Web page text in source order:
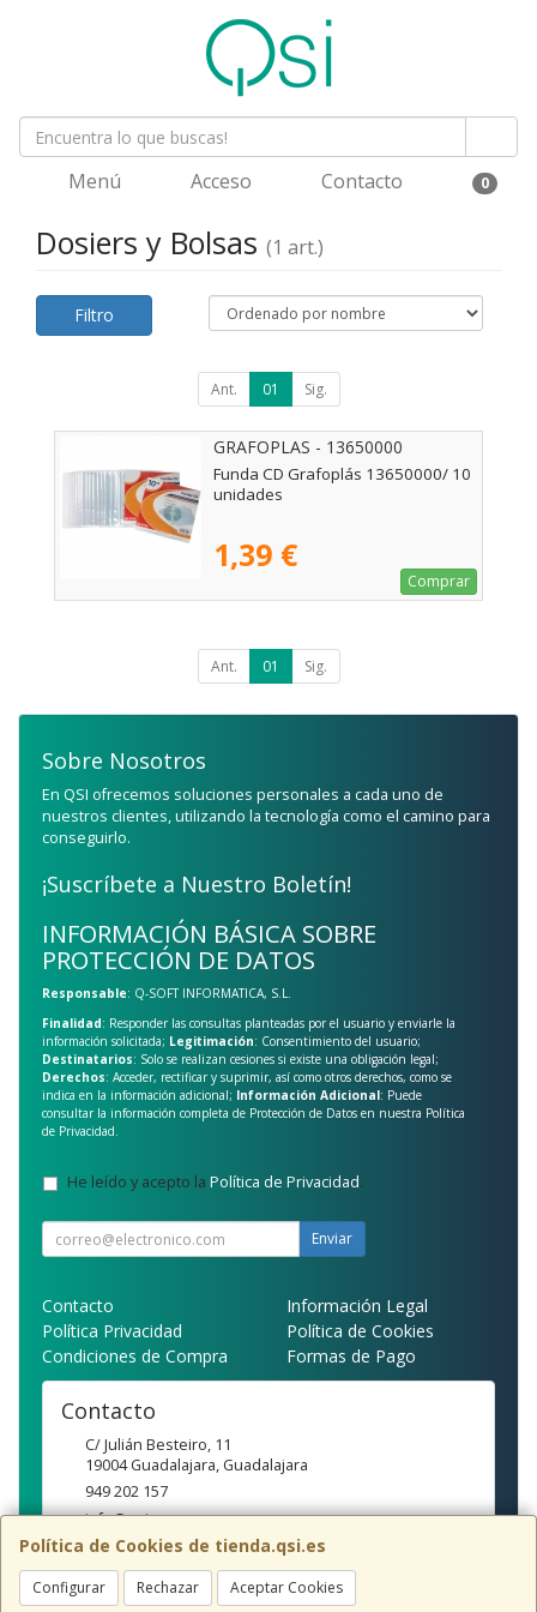
Menú Acceso Contacto 0
Dosiers y Bolsas (1 art.)
Filtro
Ant. 01 Sig.
GRAFOPLAS - 13650000
Funda CD Grafoplás 13650000/ 10
unidades
1,39 €
Comprar
Ant. 01 Sig.
Política de Cookies de tienda.qsi.es
Configurar Rechazar Aceptar Cookies
Sobre Nosotros
En QSI ofrecemos soluciones personales a cada uno de
nuestros clientes, utilizando la tecnología como el camino para
conseguirlo.
¡Suscríbete a Nuestro Boletín!
INFORMACIÓN BÁSICA SOBRE
PROTECCIÓN DE DATOS
Responsable: Q-SOFT INFORMATICA, S.L.
Finalidad: Responder las consultas planteadas por el usuario y enviarle la
información solicitada; Legitimación: Consentimiento del usuario;
Destinatarios: Solo se realizan cesiones si existe una obligación legal;
Derechos: Acceder, rectificar y suprimir, así como otros derechos, como se
indica en la información adicional; Información Adicional: Puede
consultar la información completa de Protección de Datos en nuestra Política
de Privacidad.
He leído y acepto la Política de Privacidad.
Enviar
Contacto
Información Legal
Política Privacidad
Política de Cookies
Condiciones de Compra
Formas de Pago
Contacto
C/ Julián Besteiro, 11
19004 Guadalajara, Guadalajara
949 202 157
info@qsi.es
Horario